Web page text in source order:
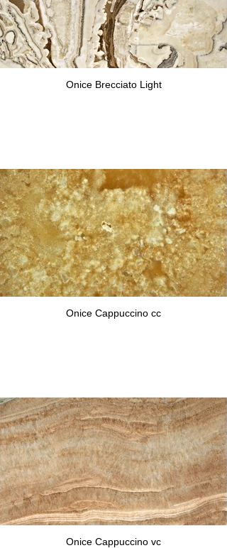
Onice Brecciato Light
Onice Cappuccino cc
Onice Cappuccino vc